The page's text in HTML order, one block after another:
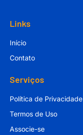
Links
Início
Contato
Serviços
Política de Privacidade
Termos de Uso
Associe-se